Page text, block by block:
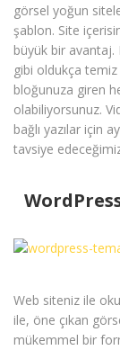
görsel yoğun
şablon. Site
büyük bir
gibi oldukça
bloğunuza giren
olabiliyorsunuz.
bağlı yazılar için
tavsiye
Web siteniz ile
ile, öne çıkan
mükemmel bir